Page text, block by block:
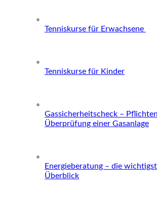
Tenniskurse für Erwachsene
Tenniskurse für Kinder
Gassicherheitscheck –
Überprüfung einer Gasanlage
Energieberatung – die
Überblick